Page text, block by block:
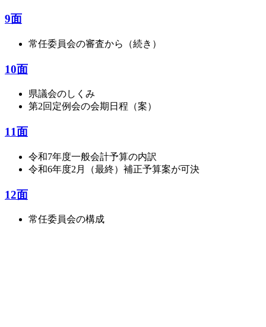
9面
常任委員会の審査から（続き）
10面
県議会のしくみ
第2回定例会の会期日程（案）
11面
令和7年度一般会計予算の内訳
令和6年度2月（最終）補正予算案が可決
12面
常任委員会の構成